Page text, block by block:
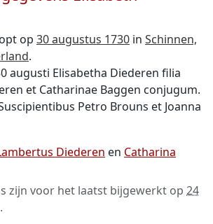
op 30 augustus 1730 in Schinnen,
.
augusti Elisabetha Diederen filia
et Catharinae Baggen conjugum.
Petro Brouns et Joanna
Diederen en Catharina
zijn voor het laatst bijgewerkt op 24
.